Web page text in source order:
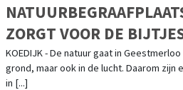
ZORGT VOOR DE
KOEDIJK - De natuur gaat in
grond, maar ook in de lucht. Daarom zijn
in [...]